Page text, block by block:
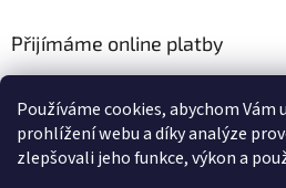
Používáme cookies, abychom
prohlížení webu a díky analýze
zlepšovali jeho funkce, výkon a
Přijímáme online platby